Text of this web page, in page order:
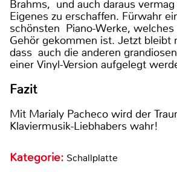
Brahms, und auch daraus
Eigenes zu erschaffen. Fürwahr
schönsten Piano-Werke, welches
Gehör gekommen ist. Jetzt bleibt
dass auch die anderen
einer Vinyl-Version aufgelegt
Fazit
Mit Marialy Pacheco wird der
Klaviermusik-Liebhabers wahr!
Kategorie: Schallplatte